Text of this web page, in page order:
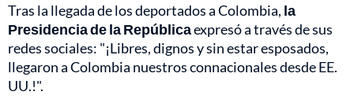
Tras la llegada de los deportados a Colombia, la
Presidencia de la Repúblicaexpresó a través de sus
redes sociales: "¡Libres, dignos y sin estar esposados,
llegaron a Colombia nuestros connacionales desde EE.
UU.!".